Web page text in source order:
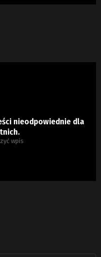
nieodpowiednie dla
wpis